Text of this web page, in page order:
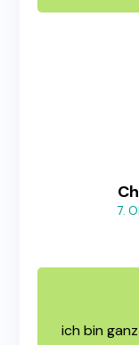
7.
ich bin